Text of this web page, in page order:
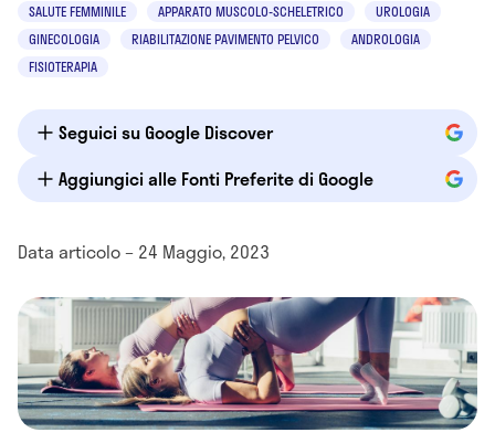
SALUTE FEMMINILE APPARATO MUSCOLO-SCHELETRICO
UROLOGIA
GINECOLOGIA
RIABILITAZIONE PAVIMENTO PELVICO
ANDROLOGIA
FISIOTERAPIA
Seguici su Google Discover
Aggiungici alle Fonti Preferite di Google
Data articolo – 24 Maggio, 2023